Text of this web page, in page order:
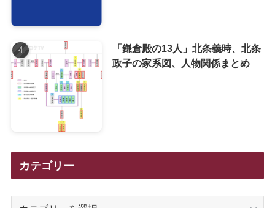
「鎌倉殿の13人」北条義時、北条
政子の家系図、人物関係まとめ
カテゴリー